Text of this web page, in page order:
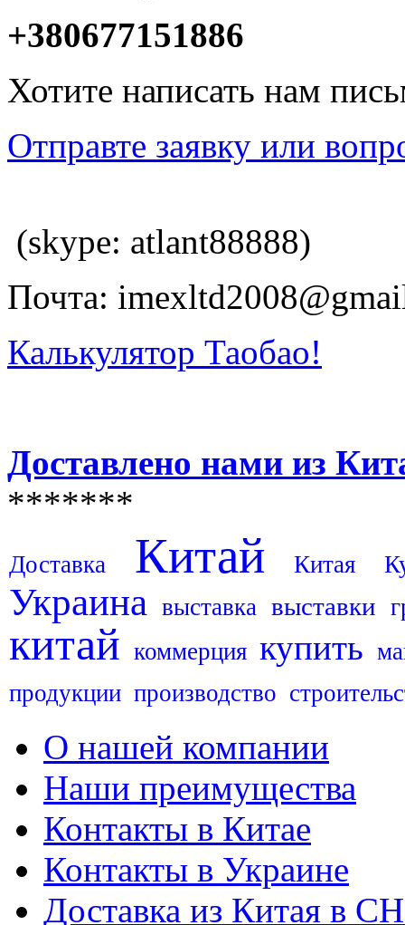
+380677151886
Хотите написать нам
Отправте заявку или
(skype: atlant88888)
Почта:
Калькулятор Таобао!
Доставлено нами из
*******
Доставка Китай Китая
Украина выставка выставки
китай коммерция купить
продукции производство
О нашей компании
Наши преимущества
Контакты в Китае
Контакты в Украине
Доставка из Китая в